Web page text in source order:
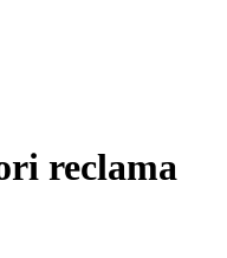
reclama